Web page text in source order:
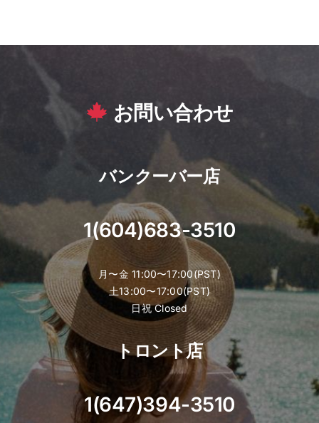
お問い合わせ
バンクーバー店
1(604)683-3510
月〜金 11:00〜17:00(PST)
土13:00〜17:00(PST)
日祝 Closed
トロント店
1(647)394-3510